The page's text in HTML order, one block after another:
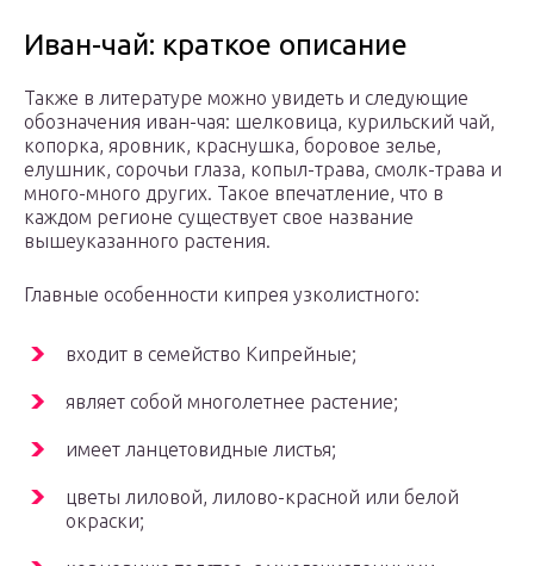
Иван-чай: краткое описание
Также в литературе можно увидеть и следующие
обозначения иван-чая: шелковица, курильский чай,
копорка, яровник, краснушка, боровое зелье,
елушник, сорочьи глаза, копыл-трава, смолк-трава и
много-много других. Такое впечатление, что в
каждом регионе существует свое название
вышеуказанного растения.
Главные особенности кипрея узколистного:
входит в семейство Кипрейные;
являет собой многолетнее растение;
имеет ланцетовидные листья;
цветы лиловой, лилово-красной или белой
окраски;